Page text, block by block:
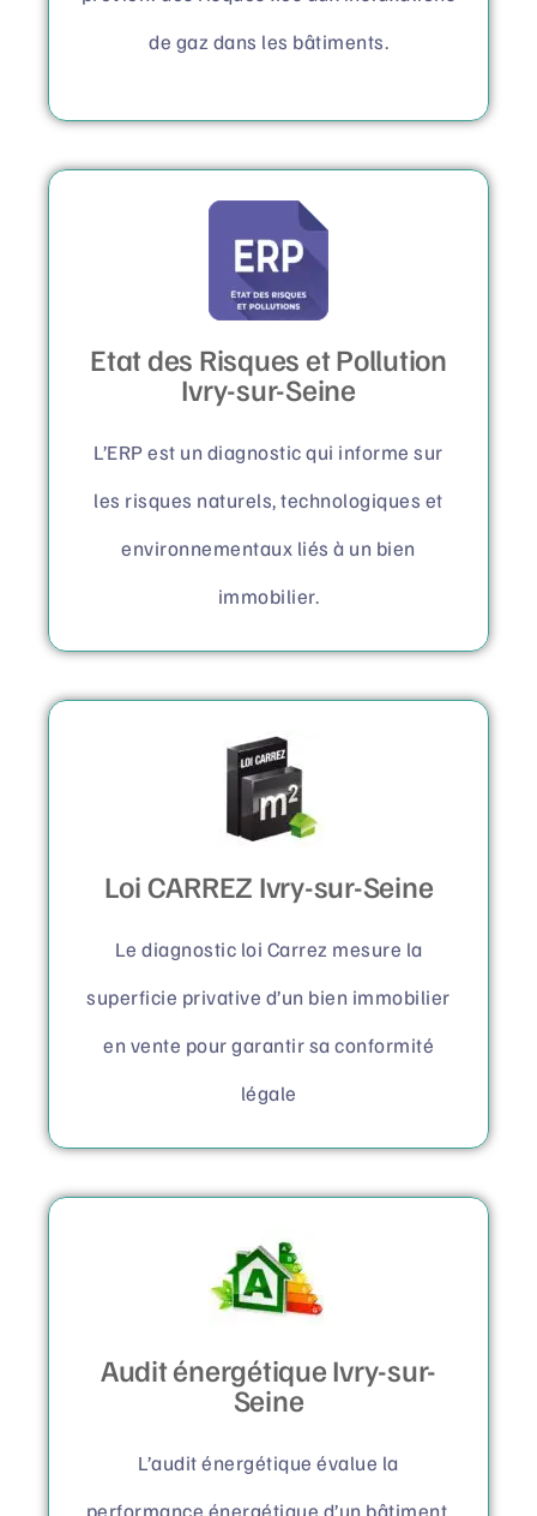
de gaz dans les bâtiments.
Etat des Risques et Pollution
Ivry-sur-Seine
L’ERP est un diagnostic qui informe sur
les risques naturels, technologiques et
environnementaux liés à un bien
immobilier.
Loi CARREZ Ivry-sur-Seine
Le diagnostic loi Carrez mesure la
superficie privative d’un bien immobilier
en vente pour garantir sa conformité
légale
Audit énergétique Ivry-sur-
Seine
L’audit énergétique évalue la
performance énergétique d’un bâtiment,